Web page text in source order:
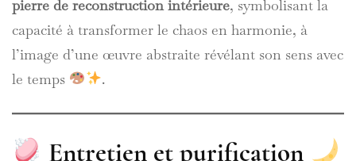
pierre de reconstruction intérieure, symbolisant la
capacité à transformer le chaos en harmonie, à
l’image d’une œuvre abstraite révélant son sens avec
le temps
.
Entretien et purification